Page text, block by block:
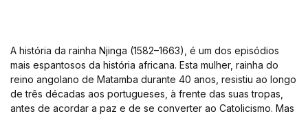
A história da rainha Njinga (1582–1663), é um dos episódios
mais espantosos da história africana. Esta mulher, rainha do
reino angolano de Matamba durante 40 anos, resistiu ao longo
de três décadas aos portugueses, à frente das suas tropas,
antes de acordar a paz e de se converter ao Catolicismo. Mas